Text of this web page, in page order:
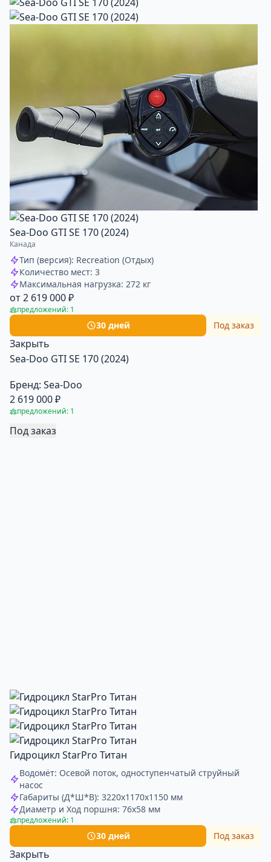
Sea-Doo GTI SE 170 (2024)
Канада
Тип (версия): Recreation (Отдых)
Количество мест: 3
Максимальная нагрузка: 272 кг
от 2 619 000 ₽
предложений: 1
30 дней Под заказ
Закрыть
Sea-Doo GTI SE 170 (2024)
Бренд: Sea-Doo
2 619 000 ₽
предложений: 1
Под заказ
Гидроцикл StarPro Титан
Водомёт: Осевой поток, одноступенчатый струйный
насос
Габариты (Д*Ш*В): 3220x1170x1150 мм
Диаметр и Ход поршня: 76x58 мм
предложений: 1
30 дней Под заказ
Закрыть